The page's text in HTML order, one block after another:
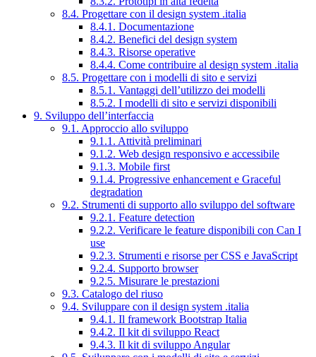
8.4. Progettare con il design system .italia
8.4.1. Documentazione
8.4.2. Benefici del design system
8.4.3. Risorse operative
8.4.4. Come contribuire al design system .italia
8.5. Progettare con i modelli di sito e servizi
8.5.1. Vantaggi dell’utilizzo dei modelli
8.5.2. I modelli di sito e servizi disponibili
9. Sviluppo dell’interfaccia
9.1. Approccio allo sviluppo
9.1.1. Attività preliminari
9.1.2. Web design responsivo e accessibile
9.1.3. Mobile first
9.1.4. Progressive enhancement e Graceful
degradation
9.2. Strumenti di supporto allo sviluppo del software
9.2.1. Feature detection
9.2.2. Verificare le feature disponibili con Can I
use
9.2.3. Strumenti e risorse per CSS e JavaScript
9.2.4. Supporto browser
9.2.5. Misurare le prestazioni
9.3. Catalogo del riuso
9.4. Sviluppare con il design system .italia
9.4.1. Il framework Bootstrap Italia
9.4.2. Il kit di sviluppo React
9.4.3. Il kit di sviluppo Angular